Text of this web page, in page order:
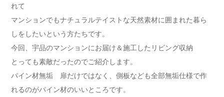
れて
マンションでもナチュラルテイストな天然素材に囲まれた暮ら
しをしたいという方たちです。
今回、宇品のマンションにお届け＆施工したリビング収納
とっても素敵だったのでご紹介します。
パイン材無垢 扉だけではなく、側板なども全部無垢仕様で作
れるのがパイン材のいいところです。